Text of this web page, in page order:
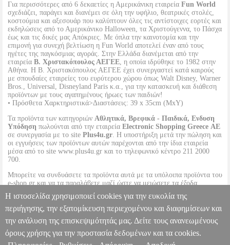
Για περισσότερες από 6 δεκαετίες η Αμερικάνικη εταιρεία Fun World
σχεδιάζει, παράγει και διανέμει σε όλη την υφήλιο, θεατρικές στολές,
κοστούμια και αξεσουάρ που καλύπτουν όλες τις αντίστοιχες εορτές και
εκδηλώσεις από το Αμερικάνικο Halloween, τα Χριστούγεννα, το Πάσχα
έως και τις δικές μας Απόκριες. Με όπλα την καινοτομία και την
επιμονή για συνεχή βελτίωση η Fun World αποτελεί έναν από τους
ηγέτες της παγκόσμιας αγοράς. Στην Ελλάδα διανέμεται από την
εταιρεία Β. Χριστακόπουλος ΑΕΓΕΕ, η οποία ιδρύθηκε το 1982 στην
Αθήνα. Η Β. Χριστακόπουλος ΑΕΓΕΕ έχει συνεργαστεί κατά καιρούς
με σπουδαίες εταιρείες του ευρύτερου χώρου όπως Walt Disney, Warner
Bros., Universal, Disneyland Paris κ.α., για την κατασκευή και διάθεση
προϊόντων με τους αγαπημένους ήρωες των παιδιών!
• Πρόσθετα Χαρκτηριστικά>Διαστάσεις: 39 x 35cm (ΜxΥ)
Τα προϊόντα των κατηγοριών Αθλητικά, Βρεφικά - Παιδικά, Ενδυση
Υπόδηση πωλούνται από την εταιρεία Electronic Shopping Greece ΑΕ
σε συνεργασία με το site Plus4u.gr. Η υποστήριξη μετά την πώληση και
οι εγγυήσεις των προϊόντων αυτών παρέχονται από την ίδια εταιρεία
μέσα από το site www.plus4u.gr και το τηλεφωνικό κέντρο 211 2000
700.
Μπορείτε να συνδυάσετε τα προϊόντα αυτά με τα υπόλοιπα προϊόντα του
e-shop.gr και να τα παραλάβετε μαζί ώστε να μειώσετε τα έξοδα
αποστολής. Μπορείτε επίσης να παραλάβετε από οποιοδήποτε eshop
point με μηδενικά έξοδα αποστολής ανεξαρτήτως ύψους παραγγελίας!
ΚΑΠΕΛΟ ΜΑΓΙΣΣΑΣ ΠΟΥΑ FUN WORLD ΜΑΥΡΟ/ΑΣΗΜΙ
[7873] (35CM) PL1.152095965 PL1.152095965 FUN WORLD
FUN WORLD
ΑΠΟΚΡΙΑΤΙΚΕΣ ΣΤΟΛΕΣ Κατηγορία:
Η ιστοσελίδα χρησιμοποιεί cookies για την ευκολία της
περιήγησης, την εξατομίκευση περιεχομένου και διαφημίσεων και
την ανάλυση της επισκεψιμότητάς μας. Δείτε τους ανανεωμένους
όρους χρήσης για την προστασία δεδομένων και τα cookies.